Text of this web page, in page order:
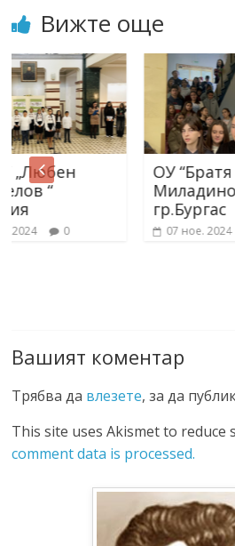
Вижте още
ОУ “Братя
Миладинови”
07 ное. 2024 0
Вашият коментар
Трябва да влезете, за да
This site uses Akismet to reduce
comment data is processed.